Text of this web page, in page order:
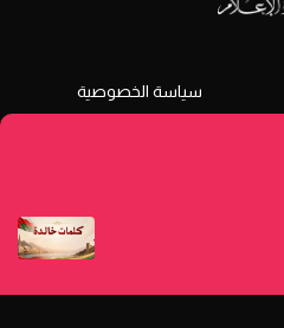
سياسة الخصوصية